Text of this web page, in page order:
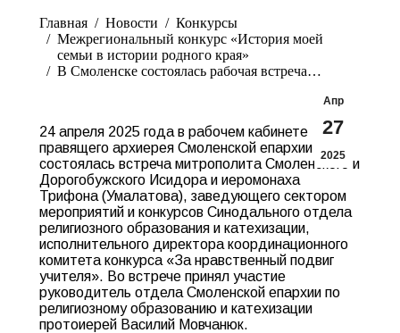
Главная
Новости
Конкурсы
Межрегиональный конкурс «История моей
семьи в истории родного края»
В Смоленске состоялась рабочая встреча…
Апр
27
2025
24 апреля 2025 года в рабочем кабинете
правящего архиерея Смоленской епархии
состоялась встреча митрополита Смоленского и
Дорогобужского Исидора и иеромонаха
Трифона (Умалатова), заведующего сектором
мероприятий и конкурсов Синодального отдела
религиозного образования и катехизации,
исполнительного директора координационного
комитета конкурса «За нравственный подвиг
учителя». Во встрече принял участие
руководитель отдела Смоленской епархии по
религиозному образованию и катехизации
протоиерей Василий Мовчанюк.